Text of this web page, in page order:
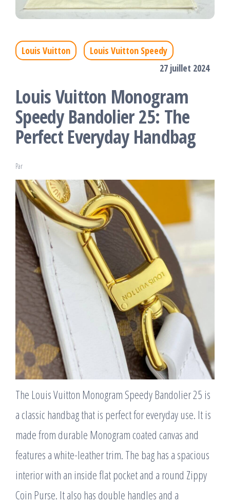
Louis Vuitton
Louis Vuitton Speedy
27 juillet 2024
Louis Vuitton Monogram
Speedy Bandolier 25: The
Perfect Everyday Handbag
Par
The Louis Vuitton Monogram Speedy Bandolier 25 is
a classic handbag that is perfect for everyday use. It is
made from durable Monogram coated canvas and
features a white-leather trim. The bag has a spacious
interior with an inside flat pocket and a round Zippy
Coin Purse. It also has double handles and a